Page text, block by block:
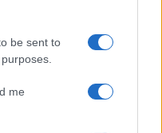
be sent to
mela